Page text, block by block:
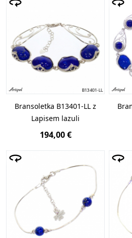
alergików.
Srebrna
w ponadczasowym stylu
design zachwyca szykowną
Bransoletka B13401-LL z
Lapisem lazuli
194,00 €